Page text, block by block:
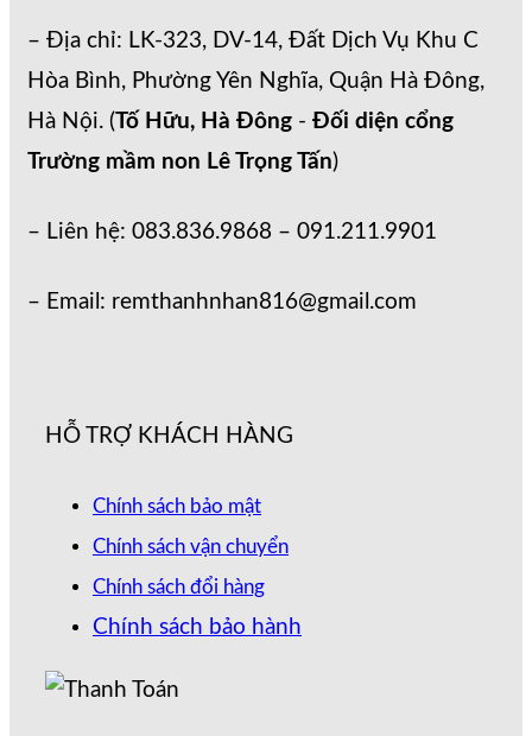
– Địa chỉ: LK-323, DV-14, Đất Dịch Vụ Khu C
Hòa Bình, Phường Yên Nghĩa, Quận Hà Đông,
Hà Nội. (Tố Hữu, Hà Đông - Đối diện cổng
Trường mầm non Lê Trọng Tấn)
– Liên hệ: 083.836.9868 – 091.211.9901
– Email: remthanhnhan816@gmail.com
HỖ TRỢ KHÁCH HÀNG
Chính sách bảo mật
Chính sách vận chuyển
Chính sách đổi hàng
Chính sách bảo hành